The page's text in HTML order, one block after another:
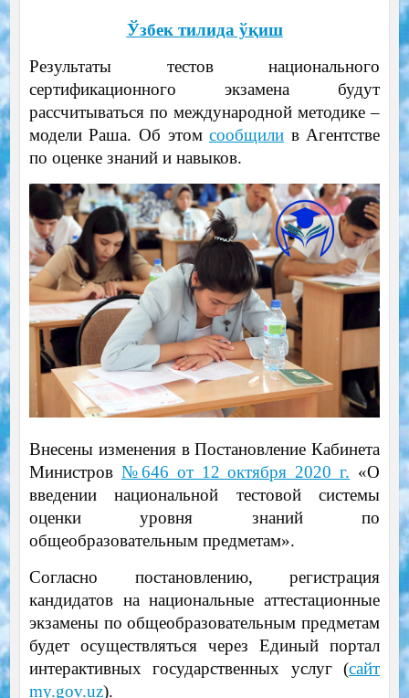
Ўзбек тилида ўқиш
Результаты тестов национального
сертификационного экзамена будут
рассчитываться по международной методике –
модели Раша. Об этомсообщили в Агентстве
по оценке знаний и навыков.
Внесены изменения в Постановление Кабинета
Министров №646 от 12 октября 2020 г. «О
введении национальной тестовой системы
оценки уровня знаний по
общеобразовательным предметам».
Согласно постановлению, регистрация
кандидатов на национальные аттестационные
экзамены по общеобразовательным предметам
будет осуществляться через Единый портал
интерактивных государственных услуг (сайт
my.gov.uz).